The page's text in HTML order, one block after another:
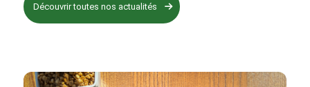
Découvrir toutes nos actualités